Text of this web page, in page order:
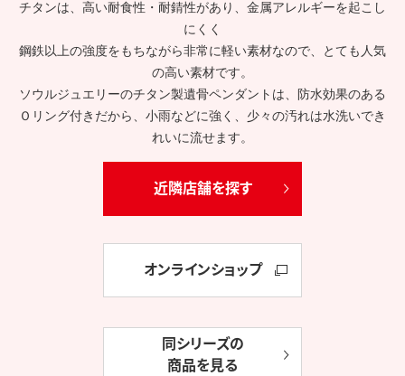
チタンは、高い耐食性・耐錆性があり、金属アレルギーを起こし
にくく
鋼鉄以上の強度をもちながら非常に軽い素材なので、とても人気
の高い素材です。
ソウルジュエリーのチタン製遺骨ペンダントは、防水効果のある
Ｏリング付きだから、小雨などに強く、少々の汚れは水洗いでき
れいに流せます。
近隣店舗を探す
オンラインショップ
同シリーズの
商品を見る